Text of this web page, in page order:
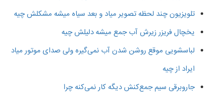
تلویزیون چند لحظه تصویر میاد و بعد سیاه میشه مشکلش چیه
یخچال فریزر زیرش آب جمع میشه دلیلش چیه
لباسشویی موقع روشن شدن آب نمی‌گیره ولی صدای موتور میاد
ایراد از چیه
جاروبرقی سیم جمع‌کنش دیگه کار نمی‌کنه چرا